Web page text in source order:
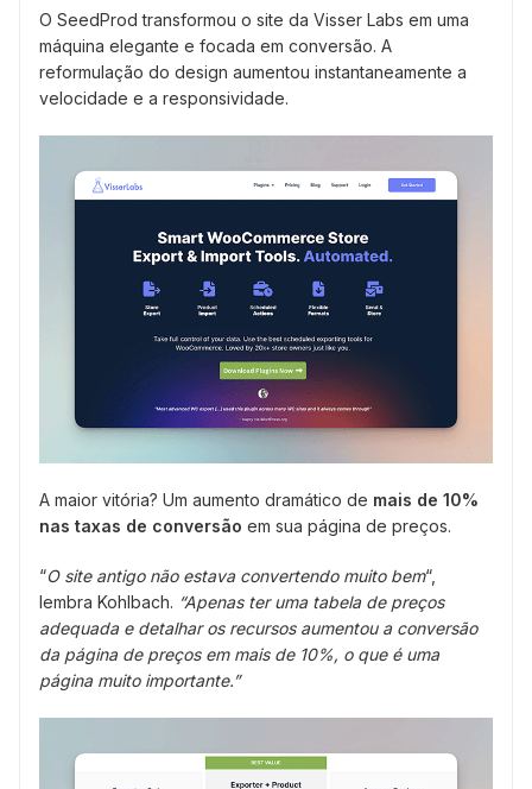
O SeedProd transformou o site da Visser Labs em uma
máquina elegante e focada em conversão. A
reformulação do design aumentou instantaneamente a
velocidade e a responsividade.
A maior vitória? Um aumento dramático de mais de 10%
nas taxas de conversão em sua página de preços.
“O site antigo não estava convertendo muito bem“,
lembra Kohlbach. “Apenas ter uma tabela de preços
adequada e detalhar os recursos aumentou a conversão
da página de preços em mais de 10%, o que é uma
página muito importante.”